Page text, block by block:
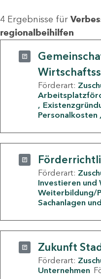
4 Ergebnisse für
regionalbeihilfen
Förderart:
Personalkosten
Förderart:
Investieren und
Weiterbildung/
Sachanlagen
Zukunft
Förderart:
Unternehmen